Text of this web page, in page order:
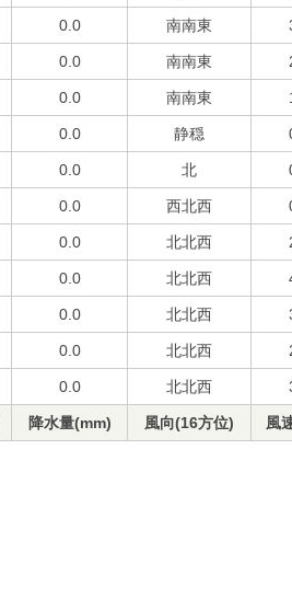
0.0 南南東
0.0 南南東
0.0 南南東
0.0 静穏
0.0 北
0.0 西北西
0.0 北北西
0.0 北北西
0.0 北北西
0.0 北北西
0.0 北北西
降水量(mm) 風向(16方位) 風